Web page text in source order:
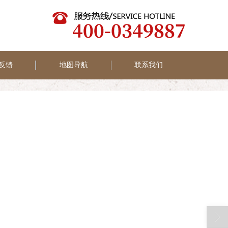
馈 地图导航 联系我们